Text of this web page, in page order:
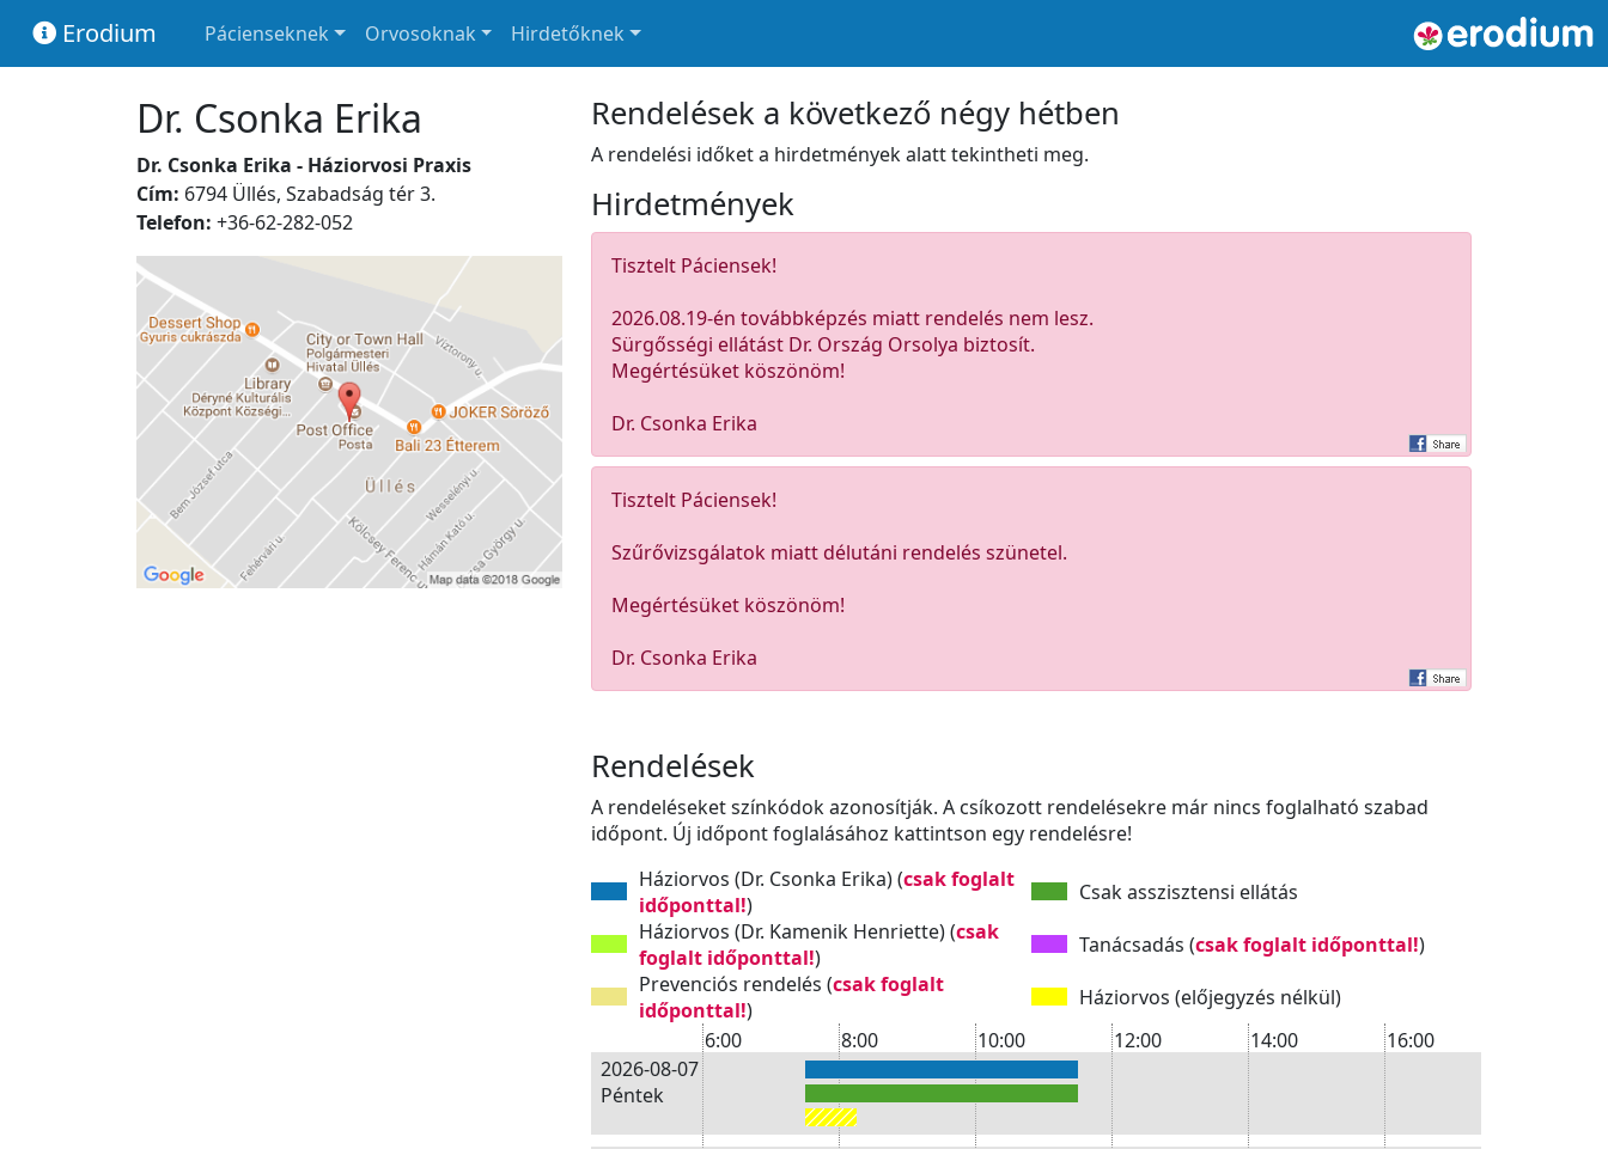
Erodium Pácienseknek Orvosoknak Hirdetőknek
Dr. Csonka Erika
Dr. Csonka Erika - Háziorvosi Praxis
Cím: 6794 Üllés, Szabadság tér 3.
Telefon: +36-62-282-052
Rendelések a következő négy hétben
A rendelési időket a hirdetmények alatt tekintheti meg.
Hirdetmények
Tisztelt Páciensek!
2026.08.19-én továbbképzés miatt rendelés nem lesz.
Sürgősségi ellátást Dr. Ország Orsolya biztosít.
Megértésüket köszönöm!
Dr. Csonka Erika
Tisztelt Páciensek!
Szűrővizsgálatok miatt délutáni rendelés szünetel.
Megértésüket köszönöm!
Dr. Csonka Erika
Rendelések
A rendeléseket színkódok azonosítják. A csíkozott rendelésekre már nincs foglalható szabad
időpont. Új időpont foglalásához kattintson egy rendelésre!
Háziorvos (Dr. Csonka Erika) (csak foglalt
időponttal!)
Csak asszisztensi ellátás
Háziorvos (Dr. Kamenik Henriette) (csak
foglalt időponttal!) Tanácsadás (csak foglalt időponttal!)
Prevenciós rendelés (csak foglalt
időponttal!)
Háziorvos (előjegyzés nélkül)
6:00
8:00 10:00 12:00 14:00
16:00
2026-08-07
Péntek